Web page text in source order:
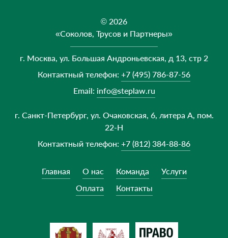
© 2026
«Соколов, Трусов и Партнеры»
г. Москва, ул. Большая Андроньевская, д 13, стр 2
Контактный телефон: +7 (495) 786-87-56
Email: info@steplaw.ru
г. Санкт-Петербург, ул. Очаковская, 6, литера А, пом.
22-Н
Контактный телефон: +7 (812) 384-88-86
Главная О нас Команда
Услуги
Оплата
Контакты